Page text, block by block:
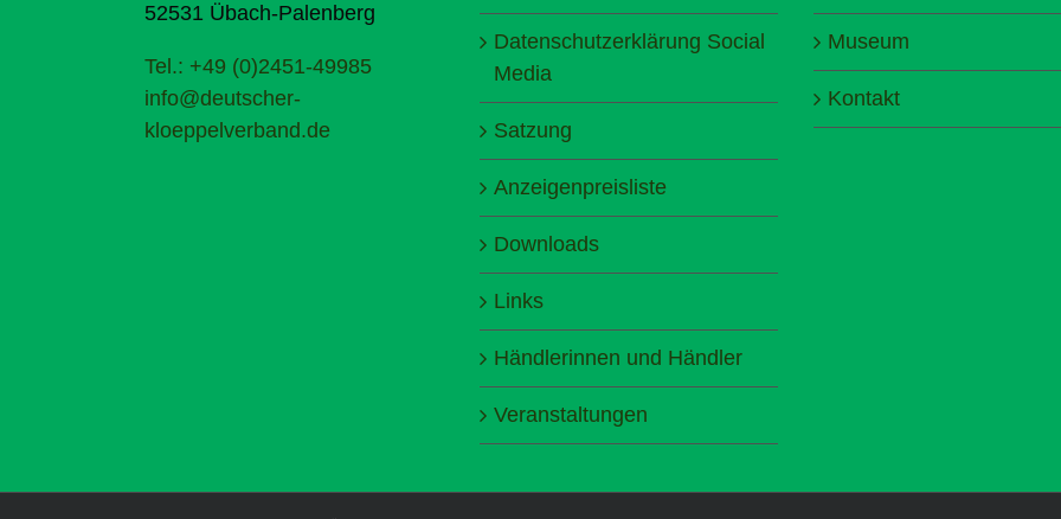
52531 Übach-Palenberg
Tel.: +49 (0)2451-49985
info@deutscher-
kloeppelverband.de
Datenschutzerklärung Social
Media
Satzung
Anzeigenpreisliste
Downloads
Links
Händlerinnen und Händler
Veranstaltungen
Museum
Kontakt